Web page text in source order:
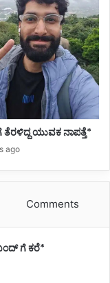
ತೆರಳಿದ್ದ ಯುವಕ ನಾಪತ್ತೆ*
ago
Comments
ಗೆ ಕರೆ*